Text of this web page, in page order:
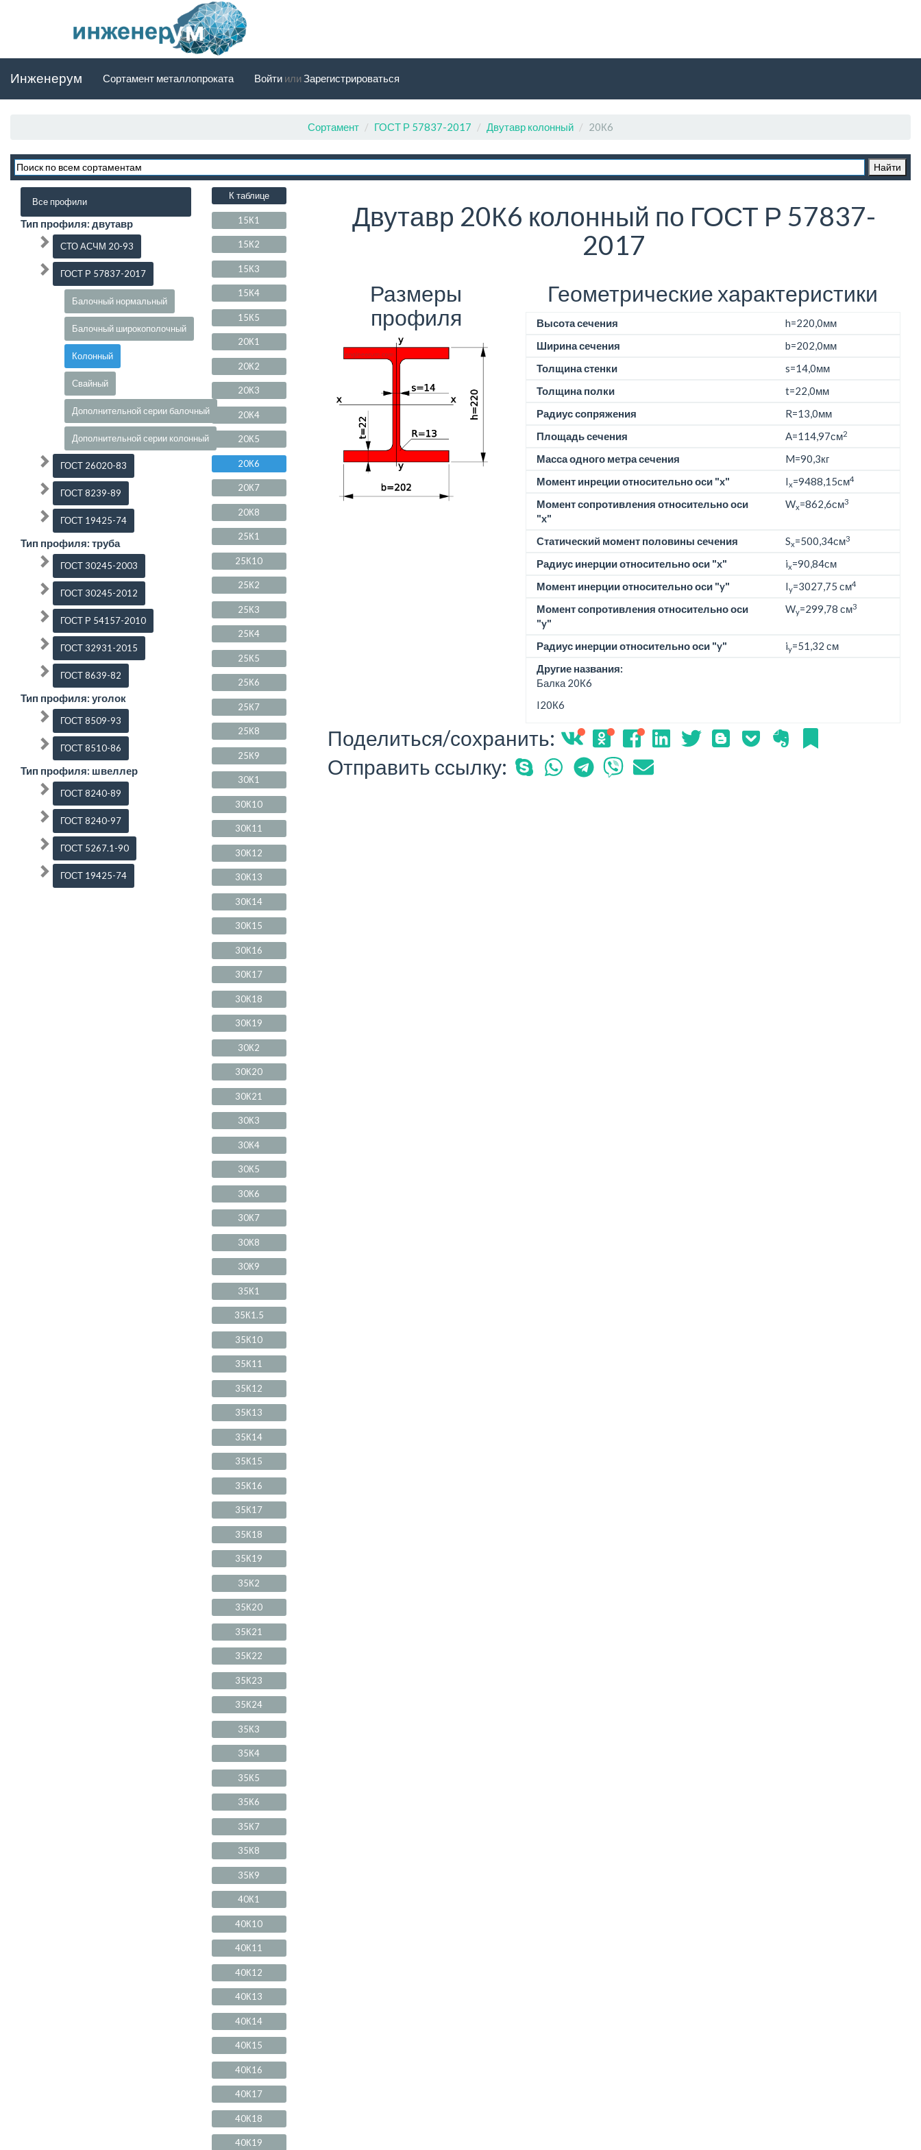
Инженерум Сортамент металлопроката Войти илиЗарегистрироваться
Сортамент ГОСТ Р 57837-2017 Двутавр колонный 20К6
Двутавр 20К6 колонный по ГОСТ Р 57837-
2017
Размеры
профиля
Геометрические характеристики
Высота сечения h=220,0мм
Ширина сечения
b=202,0мм
Толщина стенки
s=14,0мм
Толщина полки
t=22,0мм
Радиус сопряжения
R=13,0мм
Площадь сечения
A=114,97см2
Масса одного метра сечения M=90,3кг
Момент инреции относительно оси "x"
Ix=9488,15см4
Момент сопротивления относительно оси
"x"
Wx=862,6см3
Статический момент половины сечения Sx=500,34см3
Радиус инерции относительно оси "x" ix=90,84см
Момент инерции относительно оси "y"
Iy=3027,75 см4
Момент сопротивления относительно оси
"y"
Wy=299,78 см3
Радиус инерции относительно оси "y" iy=51,32 см
Другие названия:
Балка 20К6
I20К6
Поделиться/сохранить:
Отправить ссылку:
К таблице
15К1
15К2
15К3
15К4
15К5
20К1
20К2
20К3
20К4
20К5
20К6
20К7
20К8
25К1
25К10
25К2
25К3
25К4
25К5
25К6
25К7
25К8
25К9
30К1
30К10
30К11
30К12
30К13
30К14
30К15
30К16
30К17
30К18
30К19
30К2
30К20
30К21
30К3
30К4
30К5
30К6
30К7
30К8
30К9
35К1
35К1.5
35К10
35К11
35К12
35К13
35К14
35К15
35К16
35К17
35К18
35К19
35К2
35К20
35К21
35К22
35К23
35К24
35К3
35К4
35К5
35К6
35К7
35К8
35К9
40К1
40К10
40К11
40К12
40К13
40К14
40К15
40К16
40К17
40К18
40К19
Все профили
Тип профиля: двутавр
СТО АСЧМ 20-93
ГОСТ Р 57837-2017
Балочный нормальный
Балочный широкополочный
Колонный
Свайный
Дополнительной серии балочный
Дополнительной серии колонный
ГОСТ 26020-83
ГОСТ 8239-89
ГОСТ 19425-74
Тип профиля: труба
ГОСТ 30245-2003
ГОСТ 30245-2012
ГОСТ Р 54157-2010
ГОСТ 32931-2015
ГОСТ 8639-82
Тип профиля: уголок
ГОСТ 8509-93
ГОСТ 8510-86
Тип профиля: швеллер
ГОСТ 8240-89
ГОСТ 8240-97
ГОСТ 5267.1-90
ГОСТ 19425-74